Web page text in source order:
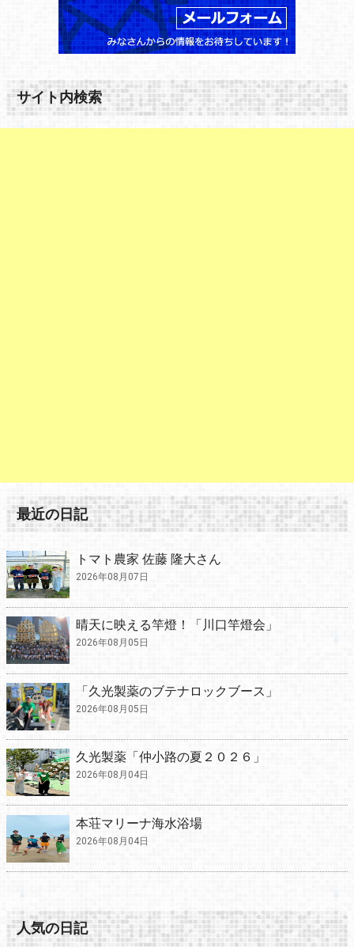
サイト内検索
最近の日記
トマト農家 佐藤 隆大さん
2026年08月07日
晴天に映える竿燈！「川口竿燈会」
2026年08月05日
「久光製薬のブテナロックブース」
2026年08月05日
久光製薬「仲小路の夏２０２６」
2026年08月04日
本荘マリーナ海水浴場
2026年08月04日
人気の日記